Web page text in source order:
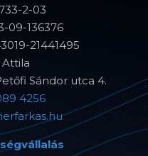
2-03
09-136376
21441495
Attila
Sándor utca 4.
4256